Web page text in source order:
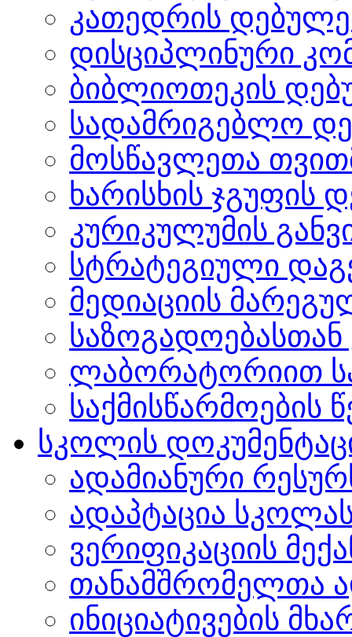
კათედრის
დისციპლინური
ბიბლიოთეკის
სადამრიგებლო
მოსწავლეთა
ხარისხის ჯგუფის
კურიკულუმის
სტრატეგიული
მედიაციის
საზოგადოებასთან
ლაბორატორიით
საქმისწარმოების
სკოლის
ადამიანური
ადაპტაცია
ვერიფიკაციის
თანამშრომელთა
ინიციატივების